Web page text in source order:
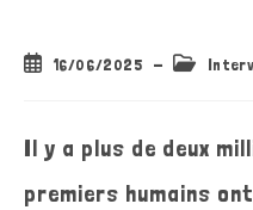
Publication
16/06/2025
Post
Il y a plus de deux
premiers humains